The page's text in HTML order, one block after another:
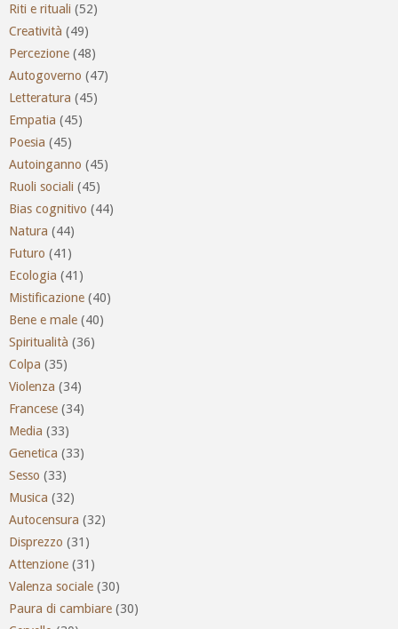
Riti e rituali (52)
Creatività (49)
Percezione (48)
Autogoverno (47)
Letteratura (45)
Empatia (45)
Poesia (45)
Autoinganno (45)
Ruoli sociali (45)
Bias cognitivo (44)
Natura (44)
Futuro (41)
Ecologia (41)
Mistificazione (40)
Bene e male (40)
Spiritualità (36)
Colpa (35)
Violenza (34)
Francese (34)
Media (33)
Genetica (33)
Sesso (33)
Musica (32)
Autocensura (32)
Disprezzo (31)
Attenzione (31)
Valenza sociale (30)
Paura di cambiare (30)